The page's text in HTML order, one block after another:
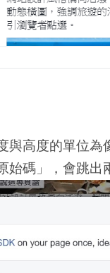
與高度的單位為
碼」，會跳出